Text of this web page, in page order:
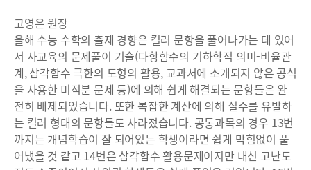
고영은 원장
올해 수능 수학의 출제 경향은 킬러 문항을 풀어나가는 데 있어
서 사교육의 문제풀이 기술(다항함수의 기하학적 의미-비율관
계, 삼각함수 극한의 도형의 활용, 교과서에 소개되지 않은 공식
을 사용한 미적분 문제 등)에 의해 쉽게 해결되는 문항들은 완
전히 배제되었습니다. 또한 복잡한 계산에 의해 실수를 유발하
는 킬러 형태의 문항들도 사라졌습니다. 공통과목의 경우 13번
까지는 개념학습이 잘 되어있는 학생이라면 쉽게 막힘없이 풀
어냈을 것 같고 14번은 삼각함수 활용문제이지만 내신 고난도